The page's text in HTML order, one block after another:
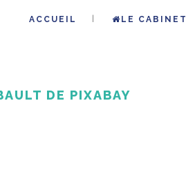
ACCUEIL LE CABINET
DE PIXABAY